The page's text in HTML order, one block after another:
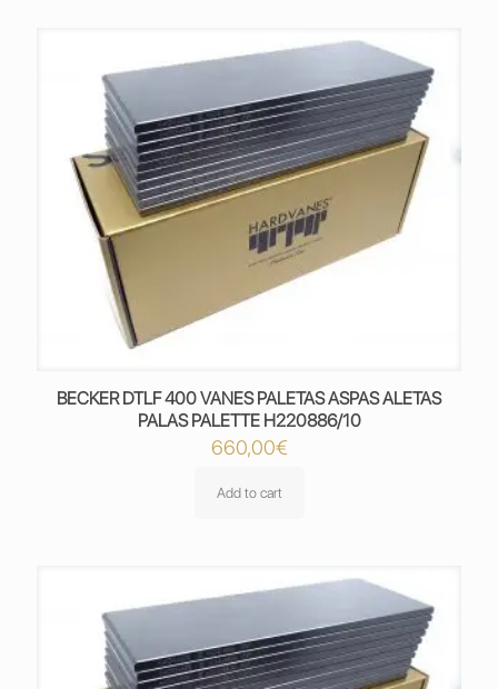
BECKER DTLF 400 VANES PALETAS ASPAS ALETAS
PALAS PALETTE H220886/10
660,00€
Add to cart